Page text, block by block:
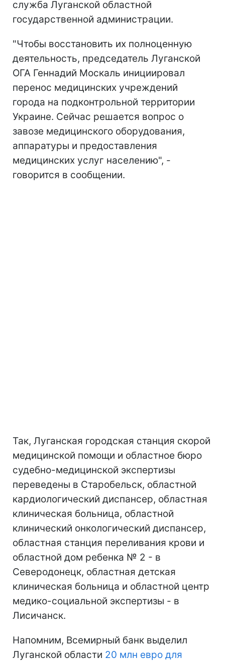
служба Луганской областной
государственной администрации.
"Чтобы восстановить их полноценную
деятельность, председатель Луганской
ОГА Геннадий Москаль инициировал
перенос медицинских учреждений
города на подконтрольной территории
Украине. Сейчас решается вопрос о
завозе медицинского оборудования,
аппаратуры и предоставления
медицинских услуг населению", -
говорится в сообщении.
Так, Луганская городская станция скорой
медицинской помощи и областное бюро
судебно-медицинской экспертизы
переведены в Старобельск, областной
кардиологический диспансер, областная
клиническая больница, областной
клинический онкологический диспансер,
областная станция переливания крови и
областной дом ребенка № 2 - в
Северодонецк, областная детская
клиническая больница и областной центр
медико-социальной экспертизы - в
Лисичанск.
Напомним, Всемирный банк выделил
Луганской области 20 млн евро для